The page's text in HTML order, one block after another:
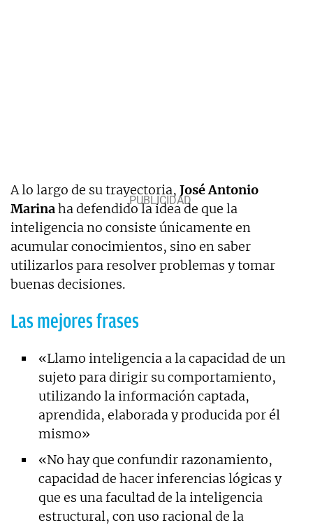
A lo largo de su trayectoria, José Antonio
Marinaha defendido la idea de que la
inteligencia no consiste únicamente en
acumular conocimientos, sino en saber
utilizarlos para resolver problemas y tomar
buenas decisiones.
Las mejores frases
«Llamo inteligencia a la capacidad de un
sujeto para dirigir su comportamiento,
utilizando la información captada,
aprendida, elaborada y producida por él
mismo»
«No hay que confundir razonamiento,
capacidad de hacer inferencias lógicas y
que es una facultad de la inteligencia
estructural, con uso racional de la